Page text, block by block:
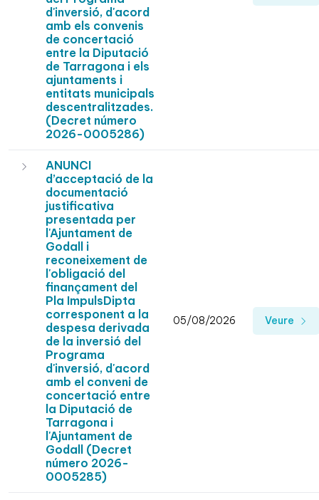
d'inversió, d'acord
amb els convenis
de concertació
entre la Diputació
de Tarragona i els
ajuntaments i
entitats municipals
descentralitzades.
(Decret número
2026-0005286)
ANUNCI
d’acceptació de la
documentació
justificativa
presentada per
l'Ajuntament de
Godall i
reconeixement de
l'obligació del
finançament del
Pla ImpulsDipta
corresponent a la
despesa derivada
de la inversió del
Programa
d'inversió, d'acord
amb el conveni de
concertació entre
la Diputació de
Tarragona i
l'Ajuntament de
Godall (Decret
número 2026-
0005285)
05/08/2026 Veure